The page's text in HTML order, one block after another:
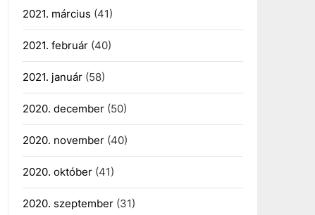
2021. március (41)
2021. február(40)
2021. január(58)
2020. december(50)
2020. november(40)
2020. október(41)
2020. szeptember(31)